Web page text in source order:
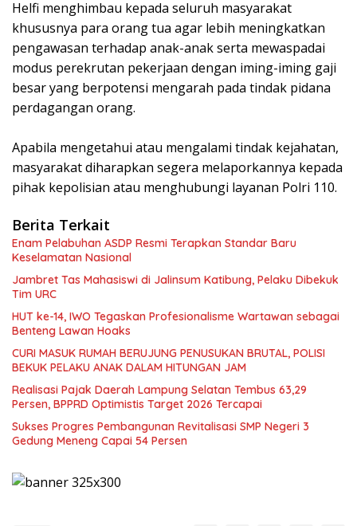
‎Helfi menghimbau kepada seluruh masyarakat
khususnya para orang tua agar lebih meningkatkan
pengawasan terhadap anak-anak serta mewaspadai
modus perekrutan pekerjaan dengan iming-iming gaji
besar yang berpotensi mengarah pada tindak pidana
perdagangan orang.
‎Apabila mengetahui atau mengalami tindak kejahatan,
masyarakat diharapkan segera melaporkannya kepada
pihak kepolisian atau menghubungi layanan Polri 110.
Berita Terkait
Enam Pelabuhan ASDP Resmi Terapkan Standar Baru
Keselamatan Nasional
Jambret Tas Mahasiswi di Jalinsum Katibung, Pelaku Dibekuk
Tim URC
HUT ke-14, IWO Tegaskan Profesionalisme Wartawan sebagai
Benteng Lawan Hoaks ‎
CURI MASUK RUMAH BERUJUNG PENUSUKAN BRUTAL, POLISI
BEKUK PELAKU ANAK DALAM HITUNGAN JAM
Realisasi Pajak Daerah Lampung Selatan Tembus 63,29
Persen, BPPRD Optimistis Target 2026 Tercapai
Sukses Progres Pembangunan Revitalisasi SMP Negeri 3
Gedung Meneng Capai 54 Persen